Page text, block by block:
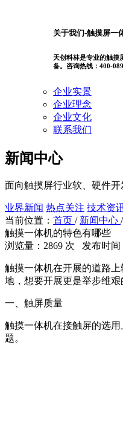
关于我们-触摸屏一
天创科林是专业的触摸
备。咨询热线：400-
企业实景
企业理念
企业文化
联系我们
新闻中心
面向触摸屏行业软、硬件
业界新闻 热点关注 技术资
当前位置： 首页 / 新闻中心 /
触摸一体机的特色有哪些
浏览量：2869 次 发布时间
触摸一体机在开展的道路
地，想要开展更是举步维艰
一、触屏质量
触摸一体机在接触屏的选
题。